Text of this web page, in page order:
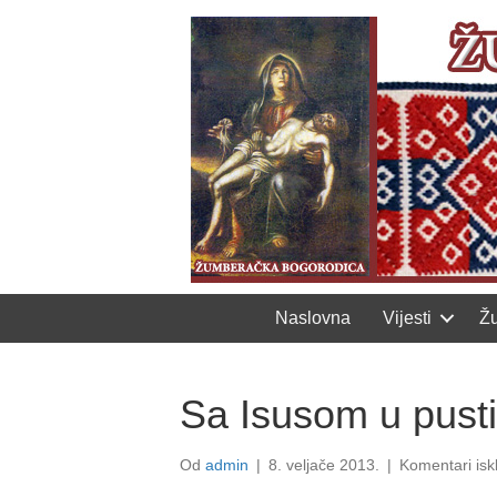
Naslovna Vijesti
Sa Isusom u
Od admin | 8. veljače 2013. | Komentari